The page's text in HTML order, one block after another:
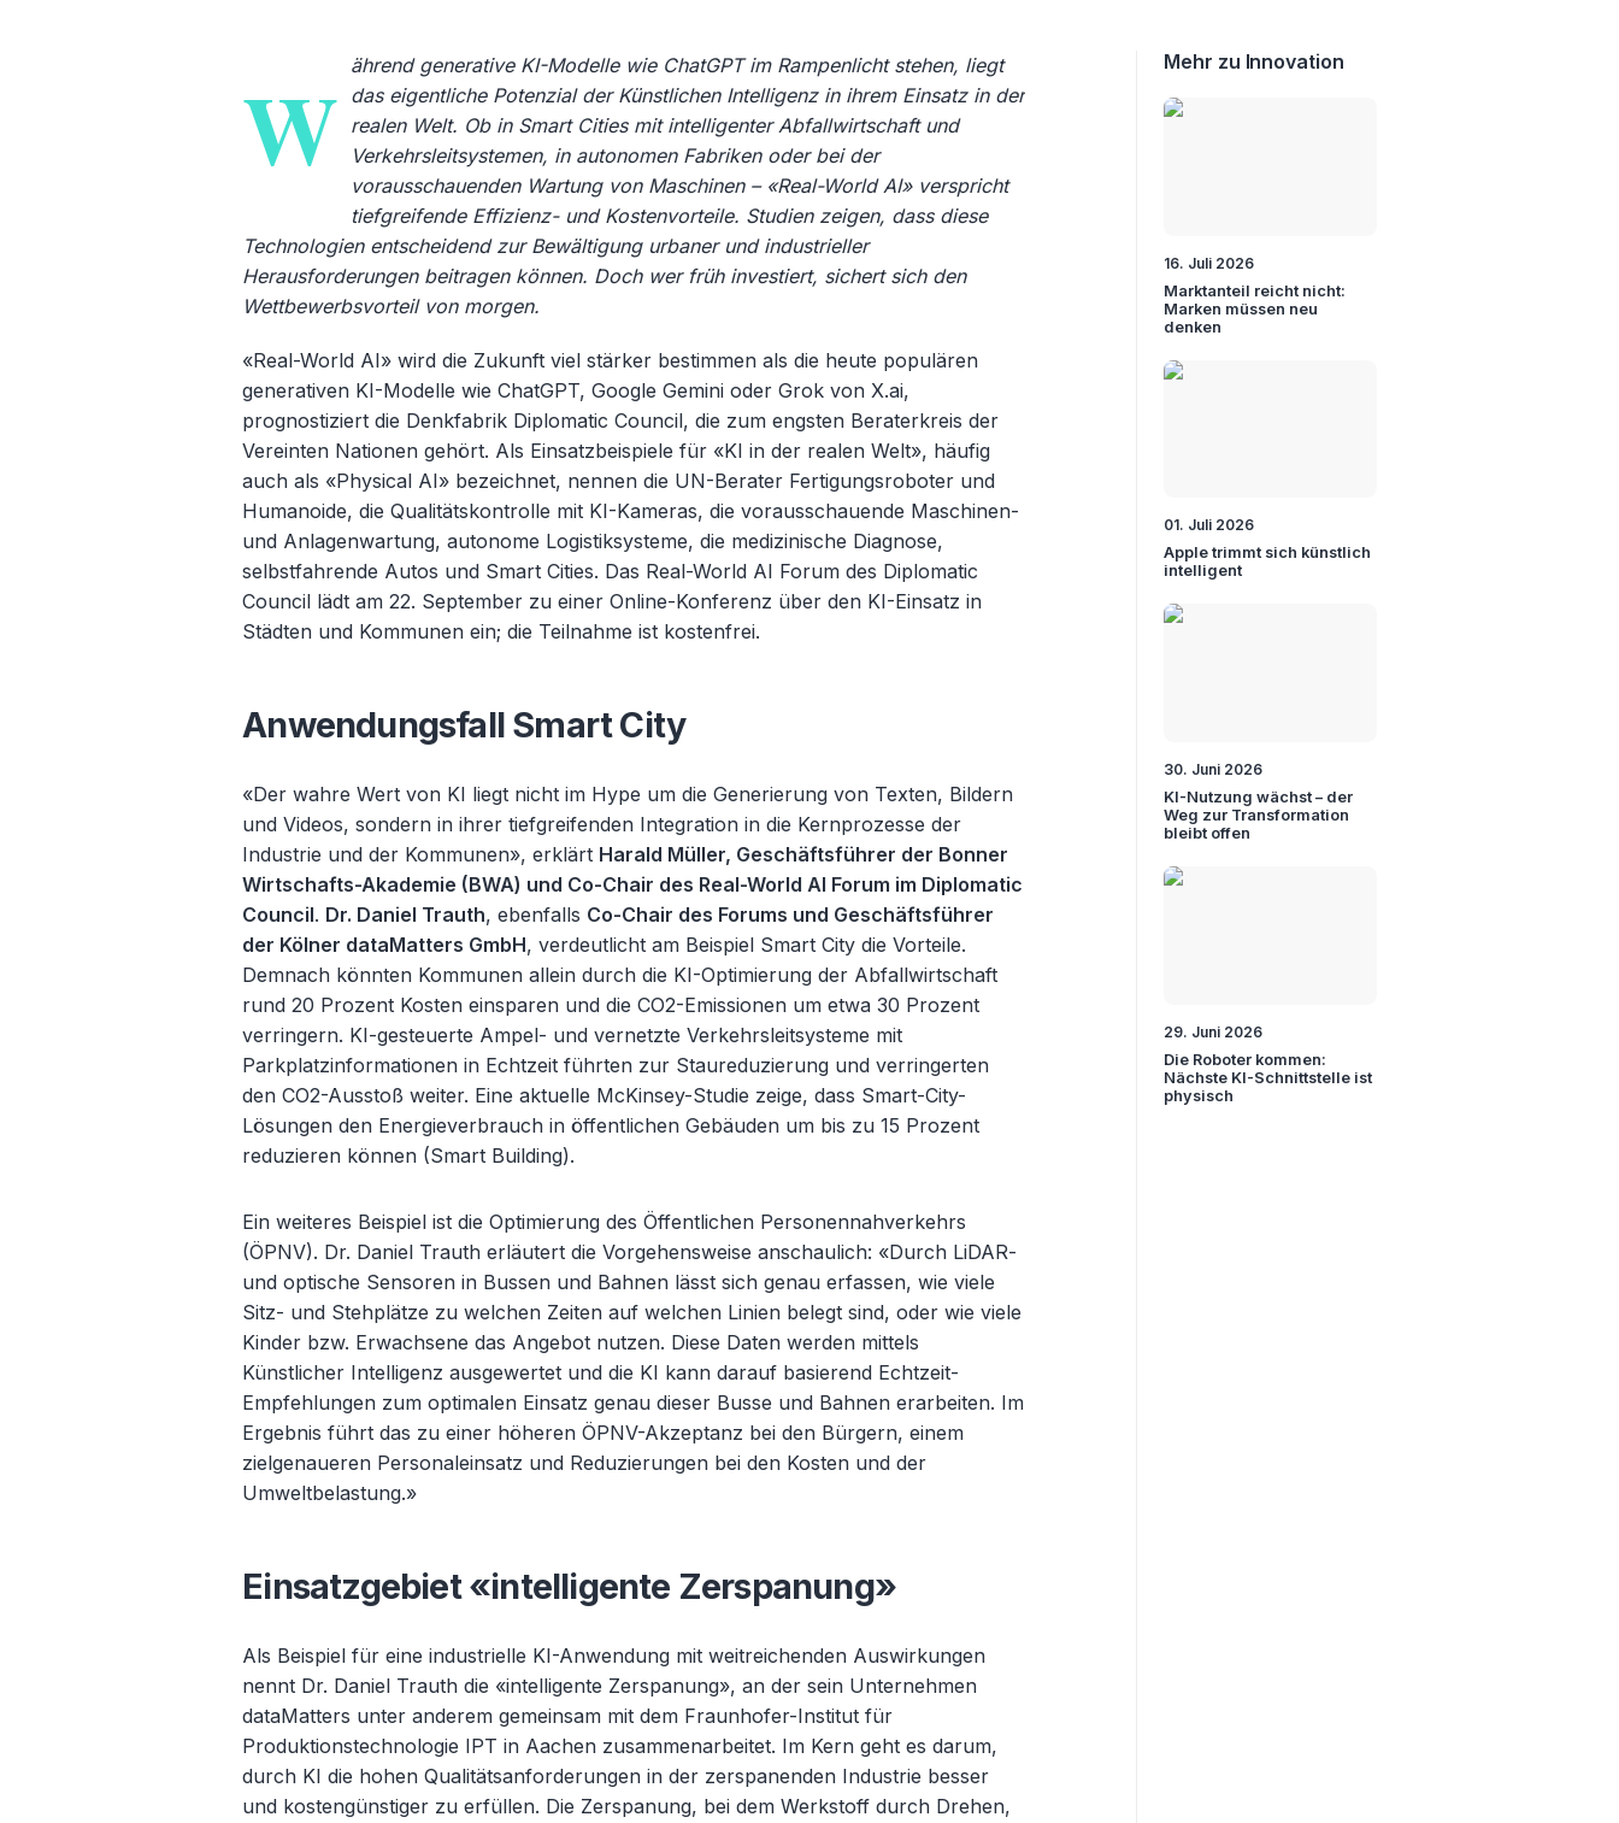
W ährend generative KI-Modelle wie ChatGPT im Rampenlicht stehen, liegt
das eigentliche Potenzial der Künstlichen Intelligenz in ihrem Einsatz in der
realen Welt. Ob in Smart Cities mit intelligenter Abfallwirtschaft und
Verkehrsleitsystemen, in autonomen Fabriken oder bei der
vorausschauenden Wartung von Maschinen – «Real-World AI» verspricht
tiefgreifende Effizienz- und Kosten­vorteile. Studien zeigen, dass diese
Technologien entscheidend zur Bewältigung urbaner und industrieller
Herausforderungen beitragen können. Doch wer früh investiert, sichert sich den
Wettbewerbsvorteil von morgen.
«Real-World AI» wird die Zukunft viel stärker bestimmen als die heute populären
generativen KI-Modelle wie ChatGPT, Google Gemini oder Grok von X.ai,
prognostiziert die Denkfabrik Diplomatic Council, die zum engsten Beraterkreis der
Vereinten Nationen gehört. Als Einsatzbeispiele für «KI in der realen Welt», häufig
auch als «Physical AI» bezeichnet, nennen die UN-Berater Fertigungsroboter und
Humanoide, die Qualitätskontrolle mit KI-Kameras, die vorausschauende Maschinen-
und Anlagenwartung, autonome Logistiksysteme, die medizinische Diagnose,
selbstfahrende Autos und Smart Cities. Das Real-World AI Forum des Diplomatic
Council lädt am 22. September zu einer Online-Konferenz über den KI-Einsatz in
Städten und Kommunen ein; die Teilnahme ist kostenfrei.
Anwendungsfall Smart City
«Der wahre Wert von KI liegt nicht im Hype um die Generierung von Texten, Bildern
und Videos, sondern in ihrer tiefgreifenden Integration in die Kernprozesse der
Industrie und der Kommunen», erklärt Harald Müller, Geschäftsführer der Bonner
Wirtschafts-Akademie (BWA) und Co-Chair des Real-World AI Forum im Diplomatic
Council. Dr. Daniel Trauth, ebenfalls Co-Chair des Forums und Geschäftsführer
der Kölner dataMatters GmbH, verdeutlicht am Beispiel Smart City die Vorteile.
Demnach könnten Kommunen allein durch die KI-Optimierung der Abfallwirtschaft
rund 20 Prozent Kosten einsparen und die CO2-Emissionen um etwa 30 Prozent
verringern. KI-gesteuerte Ampel- und vernetzte Verkehrsleitsysteme mit
Parkplatzinformationen in Echtzeit führten zur Staureduzierung und verringerten
den CO2-Ausstoß weiter. Eine aktuelle McKinsey-Studie zeige, dass Smart-City-
Lösungen den Energieverbrauch in öffentlichen Gebäuden um bis zu 15 Prozent
reduzieren können (Smart Building).
Ein weiteres Beispiel ist die Optimierung des Öffentlichen Personennahverkehrs
(ÖPNV). Dr. Daniel Trauth erläutert die Vorgehensweise anschaulich: «Durch LiDAR-
und optische Sensoren in Bussen und Bahnen lässt sich genau erfassen, wie viele
Sitz- und Stehplätze zu welchen Zeiten auf welchen Linien belegt sind, oder wie viele
Kinder bzw. Erwachsene das Angebot nutzen. Diese Daten werden mittels
Künstlicher Intelligenz ausgewertet und die KI kann darauf basierend Echtzeit-
Empfehlungen zum optimalen Einsatz genau dieser Busse und Bahnen erarbeiten. Im
Ergebnis führt das zu einer höheren ÖPNV-Akzeptanz bei den Bürgern, einem
zielgenaueren Personaleinsatz und Reduzierungen bei den Kosten und der
Umweltbelastung.»
Einsatzgebiet «intelligente Zerspanung»
Als Beispiel für eine industrielle KI-Anwendung mit weitreichenden Auswirkungen
nennt Dr. Daniel Trauth die «intelligente Zerspanung», an der sein Unternehmen
dataMatters unter anderem gemeinsam mit dem Fraunhofer-Institut für
Produktionstechnologie IPT in Aachen zusammenarbeitet. Im Kern geht es darum,
durch KI die hohen Qualitätsanforderungen in der zerspanenden Industrie besser
und kostengünstiger zu erfüllen. Die Zerspanung, bei dem Werkstoff durch Drehen,
Mehr zu Innovation
16. Juli 2026
Marktanteil reicht nicht:
Marken müssen neu
denken
01. Juli 2026
Apple trimmt sich künstlich
intelligent
30. Juni 2026
KI-Nutzung wächst – der
Weg zur Transformation
bleibt offen
29. Juni 2026
Die Roboter kommen:
Nächste KI-Schnittstelle ist
physisch